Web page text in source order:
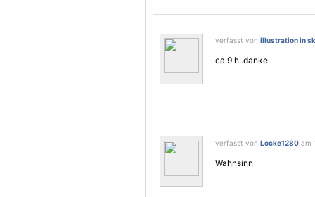
verfasst von illustration in
ca 9 h..danke
verfasst von Locke1280 am
Wahnsinn